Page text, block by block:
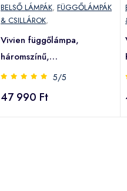
BELSŐ LÁMPÁK, FÜGGŐLÁMPÁK
& CSILLÁROK,
Vivien függőlámpa,
háromszínű,
krém/fehér/arany
5/5
47 990 Ft